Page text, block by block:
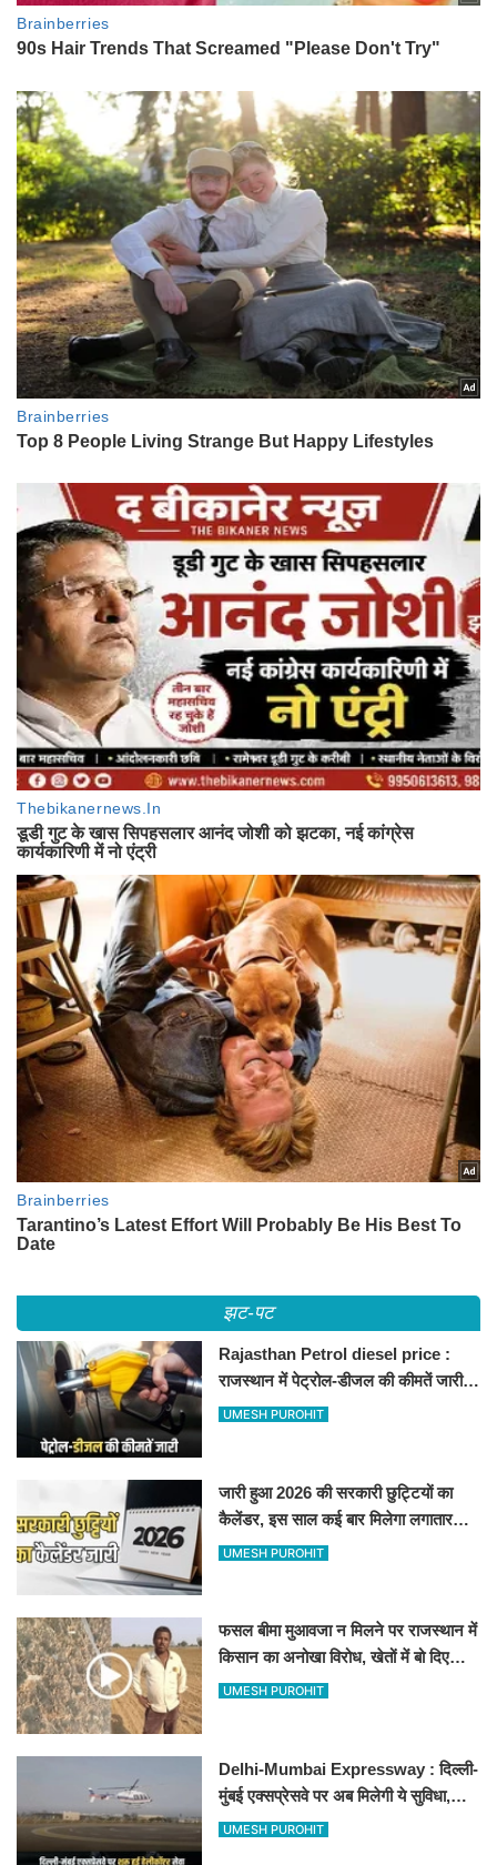
झट-पट
Rajasthan Petrol diesel price :
राजस्थान में पेट्रोल-डीजल की कीमतें जारी,
जानिए बीकानेर समेत पुरे प्रदेश में नए रेट
UMESH PUROHIT
जारी हुआ 2026 की सरकारी छुट्टियों का
कैलेंडर, इस साल कई बार मिलेगा लगातार
अवकाश, देखें
UMESH PUROHIT
फसल बीमा मुआवजा न मिलने पर राजस्थान में
किसान का अनोखा विरोध, खेतों में बो दिए
500-500 रुपए के नोट, वीडियो वायरल
UMESH PUROHIT
Delhi-Mumbai Expressway : दिल्ली-
मुंबई एक्सप्रेसवे पर अब मिलेगी ये सुविधा,
हेलीकॉप्टर सर्विस से तुरंत घायल पहुंचेगा
UMESH PUROHIT